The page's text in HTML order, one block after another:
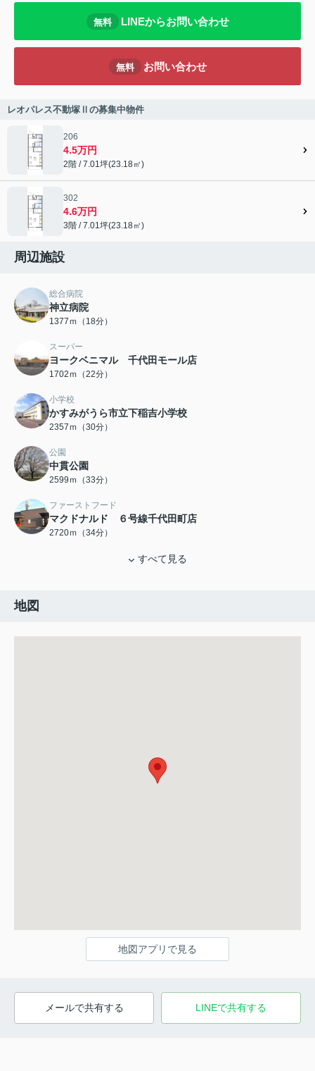
無料 LINEからお問い合わせ
無料 お問い合わせ
レオパレス不動塚Ⅱの募集中物件
206
4.5万円
2階 / 7.01坪(23.18㎡)
302
4.6万円
3階 / 7.01坪(23.18㎡)
周辺施設
総合病院
神立病院
1377ｍ（18分）
スーパー
ヨークベニマル 千代田モール店
1702ｍ（22分）
小学校
かすみがうら市立下稲吉小学校
2357ｍ（30分）
公園
中貫公園
2599ｍ（33分）
ファーストフード
マクドナルド ６号線千代田町店
2720ｍ（34分）
すべて見る
地図
地図アプリで見る
メールで共有する LINEで共有する